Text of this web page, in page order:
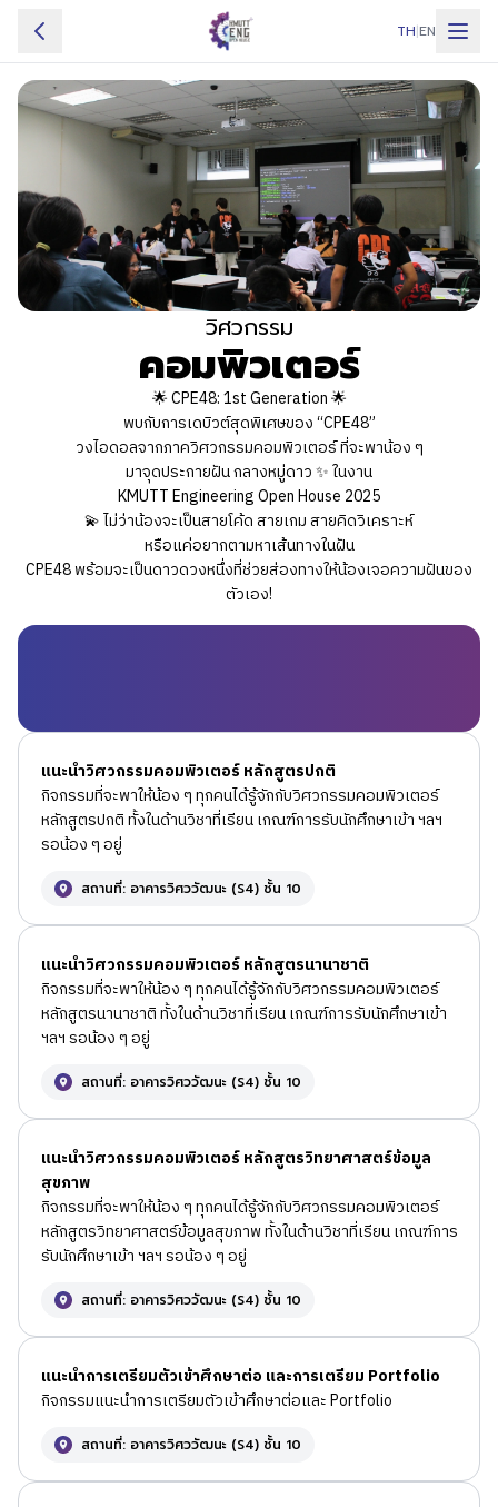
TH|EN
ไฮไลท์
ภาควิชา
อินไซต์คณะ
กิจกรรม
การแข่งขัน
สถานที่จัดงาน
คำถามที่พบบ่อย
วิศวกรรม
คอมพิวเตอร์
🌟 CPE48: 1st Generation 🌟
พบกับการเดบิวต์สุดพิเศษของ “CPE48”
วงไอดอลจากภาควิศวกรรมคอมพิวเตอร์ ที่จะพาน้อง ๆ
มาจุดประกายฝัน กลางหมู่ดาว ✨ ในงาน
KMUTT Engineering Open House 2025
💫 ไม่ว่าน้องจะเป็นสายโค้ด สายเกม สายคิดวิเคราะห์
หรือแค่อยากตามหาเส้นทางในฝัน
CPE48 พร้อมจะเป็นดาวดวงหนึ่งที่ช่วยส่องทางให้น้องเจอความฝันของ
ตัวเอง!
แนะนำวิศวกรรมคอมพิวเตอร์ หลักสูตรปกติ
กิจกรรมที่จะพาให้น้อง ๆ ทุกคนได้รู้จักกับวิศวกรรมคอมพิวเตอร์
หลักสูตรปกติ ทั้งในด้านวิชาที่เรียน เกณฑ์การรับนักศึกษาเข้า ฯลฯ
รอน้อง ๆ อยู่
สถานที่: อาคารวิศววัฒนะ (S4) ชั้น 10
แนะนำวิศวกรรมคอมพิวเตอร์ หลักสูตรนานาชาติ
กิจกรรมที่จะพาให้น้อง ๆ ทุกคนได้รู้จักกับวิศวกรรมคอมพิวเตอร์
หลักสูตรนานาชาติ ทั้งในด้านวิชาที่เรียน เกณฑ์การรับนักศึกษาเข้า
ฯลฯ รอน้อง ๆ อยู่
สถานที่: อาคารวิศววัฒนะ (S4) ชั้น 10
แนะนำวิศวกรรมคอมพิวเตอร์ หลักสูตรวิทยาศาสตร์ข้อมูล
สุขภาพ
กิจกรรมที่จะพาให้น้อง ๆ ทุกคนได้รู้จักกับวิศวกรรมคอมพิวเตอร์
หลักสูตรวิทยาศาสตร์ข้อมูลสุขภาพ ทั้งในด้านวิชาที่เรียน เกณฑ์การ
รับนักศึกษาเข้า ฯลฯ รอน้อง ๆ อยู่
สถานที่: อาคารวิศววัฒนะ (S4) ชั้น 10
แนะนำการเตรียมตัวเข้าศึกษาต่อ และการเตรียม Portfolio
กิจกรรมแนะนำการเตรียมตัวเข้าศึกษาต่อและ Portfolio
สถานที่: อาคารวิศววัฒนะ (S4) ชั้น 10